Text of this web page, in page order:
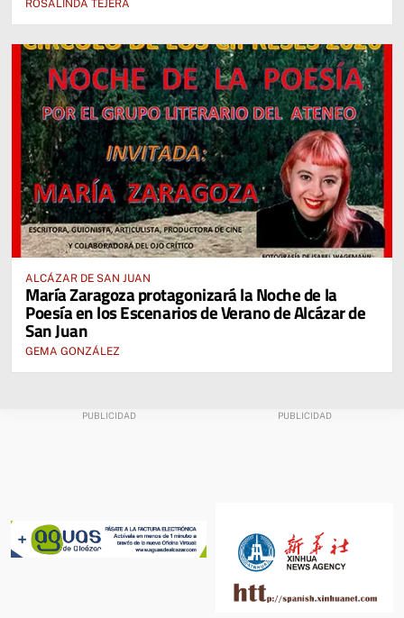
ROSALINDA TEJERA
ALCÁZAR DE SAN JUAN
María Zaragoza protagonizará la Noche de la
Poesía en los Escenarios de Verano de Alcázar de
San Juan
GEMA GONZÁLEZ